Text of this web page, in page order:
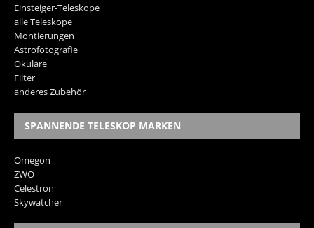
Einsteiger-Teleskope
alle Teleskope
Montierungen
Astrofotografie
Okulare
Filter
anderes Zubehör
SPANNENDE TELESKOP MARKEN
Omegon
ZWO
Celestron
Skywatcher